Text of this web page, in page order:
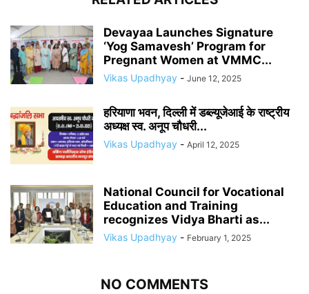
Devayaa Launches Signature
‘Yog Samavesh’ Program for
Pregnant Women at VMMC...
Vikas Upadhyay - June 12, 2025
हरियाणा भवन, दिल्ली में डब्ल्यूजेआई के राष्ट्रीय
अध्यक्ष स्व. अनूप चौधरी...
Vikas Upadhyay - April 12, 2025
National Council for Vocational
Education and Training
recognizes Vidya Bharti as...
Vikas Upadhyay - February 1, 2025
NO COMMENTS